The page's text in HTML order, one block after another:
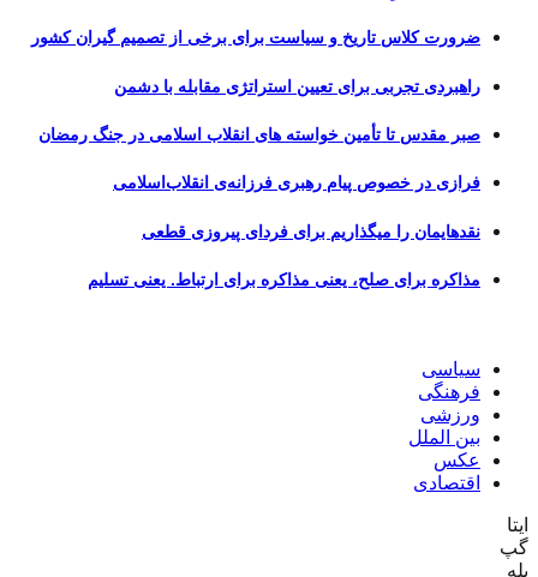
ضرورت کلاس تاریخ و سیاست برای برخی از تصمیم گیران کشور
راهبردی تجربی برای تعیین استراتژی مقابله با دشمن
صبر مقدس تا تأمین خواسته های انقلاب اسلامی در جنگ رمضان
فرازی در خصوص پیام رهبری فرزانه‌ی انقلاب‌اسلامی
نقدهایمان را میگذاریم برای فردای پیروزی قطعی
مذاکره برای صلح، یعنی مذاکره برای ارتباط. یعنی تسلیم
سیاسی
فرهنگی
ورزشی
بین الملل
عکس
اقتصادی
ایتا
گپ
بله